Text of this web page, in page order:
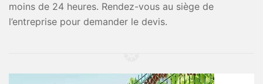
moins de 24 heures. Rendez-vous au siège de
l’entreprise pour demander le devis.